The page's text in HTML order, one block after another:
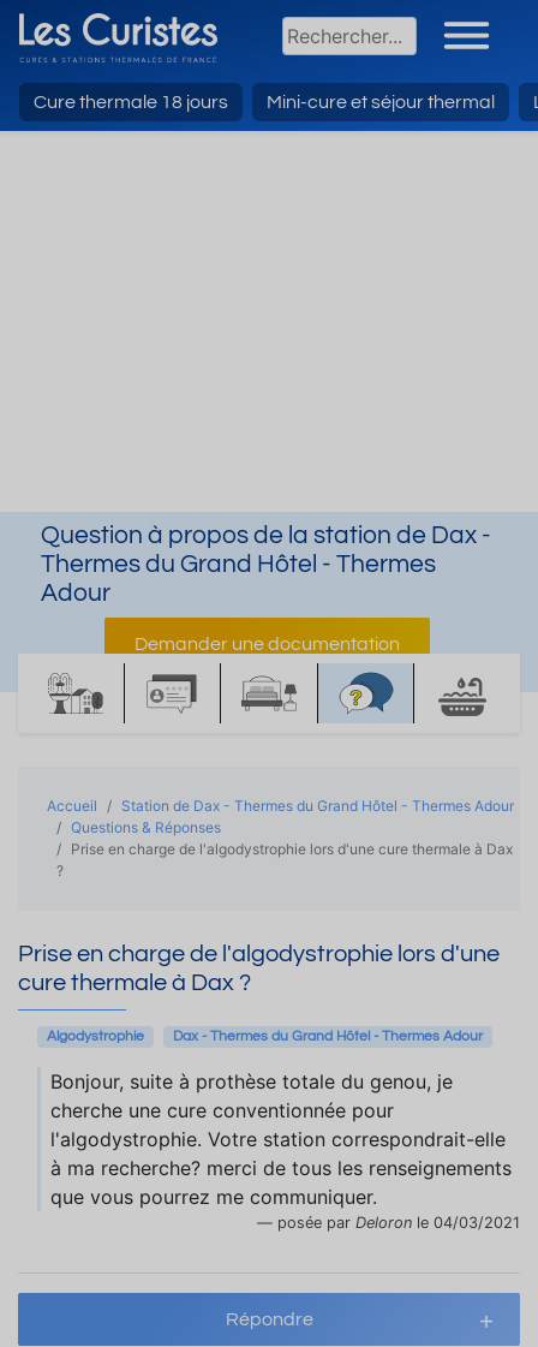
Cure thermale 18 jours Mini-cure et séjour thermal
Question à propos de la station de Dax -
Thermes du Grand Hôtel - Thermes
Adour
Demander une documentation
Accueil
Station de Dax - Thermes du Grand Hôtel - Thermes Adour
Questions & Réponses
Prise en charge de l'algodystrophie lors d'une cure thermale à Dax
?
Prise en charge de l'algodystrophie lors d'une
cure thermale à Dax ?
Algodystrophie Dax - Thermes du Grand Hôtel - Thermes Adour
Bonjour, suite à prothèse totale du genou, je
cherche une cure conventionnée pour
l'algodystrophie. Votre station correspondrait-elle
à ma recherche? merci de tous les renseignements
que vous pourrez me communiquer.
posée par Deloron le 04/03/2021
Répondre